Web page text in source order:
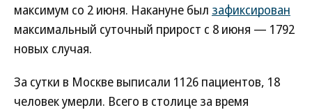
максимум со 2 июня. Накануне был зафиксирован
максимальный суточный прирост с 8 июня — 1792
новых случая.
За сутки в Москве выписали 1126 пациентов, 18
человек умерли. Всего в столице за время